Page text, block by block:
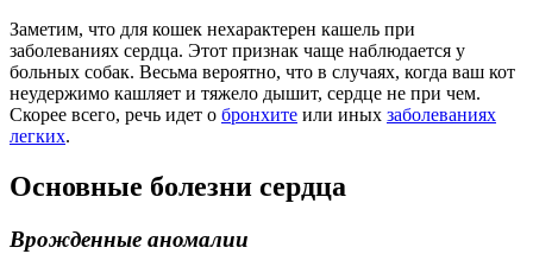
Заметим, что для кошек нехарактерен кашель при
заболеваниях сердца. Этот признак чаще наблюдается у
больных собак. Весьма вероятно, что в случаях, когда ваш кот
неудержимо кашляет и тяжело дышит, сердце не при чем.
Скорее всего, речь идет о бронхите или иных заболеваниях
легких.
Основные болезни сердца
Врожденные аномалии